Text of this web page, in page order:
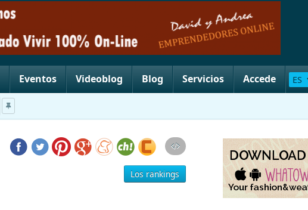
Eventos Videoblog Blog Servicios Accede
Los rankings